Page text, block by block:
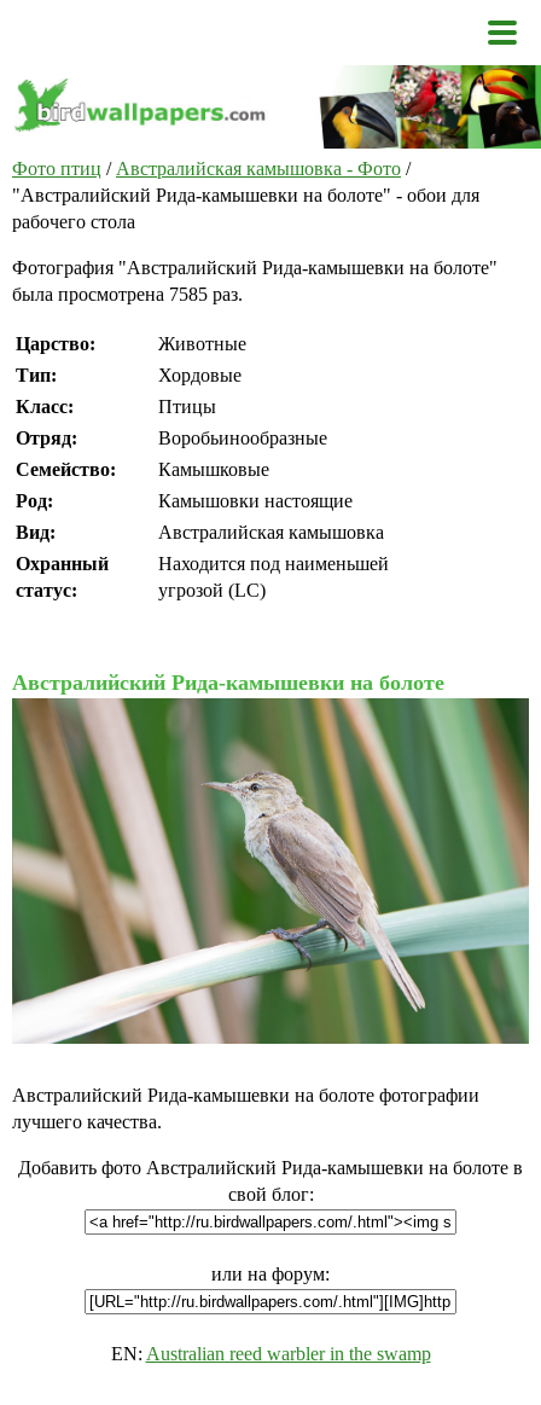
Фото птиц / Австралийская камышовка - Фото /
"Австралийский Рида-камышевки на болоте" - обои для
рабочего стола
Фотография "Австралийский Рида-камышевки на болоте"
была просмотрена 7585 раз.
Царство:
Животные
Тип:
Хордовые
Класс:
Птицы
Отряд:
Воробьинообразные
Семейство:
Камышковые
Род:
Камышовки настоящие
Вид:
Австралийская камышовка
Охранный
статус:
Находится под наименьшей
угрозой (LC)
Австралийский Рида-камышевки на болоте
Австралийский Рида-камышевки на болоте фотографии
лучшего качества.
Добавить фото Австралийский Рида-камышевки на болоте в
свой блог:
или на форум:
EN: Australian reed warbler in the swamp